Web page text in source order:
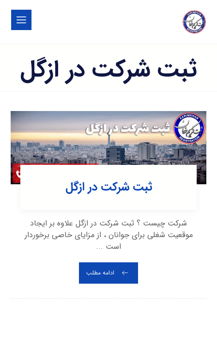
ثبت شرکت در ازگل
ثبت شرکت در ازگل
شرکت چیست ؟ ثبت شرکت در ازگل علاوه بر ایجاد
موقعیت شغلی برای جوانان ، از مزایای خاصی برخوردار
است ...
ادامه مطلب